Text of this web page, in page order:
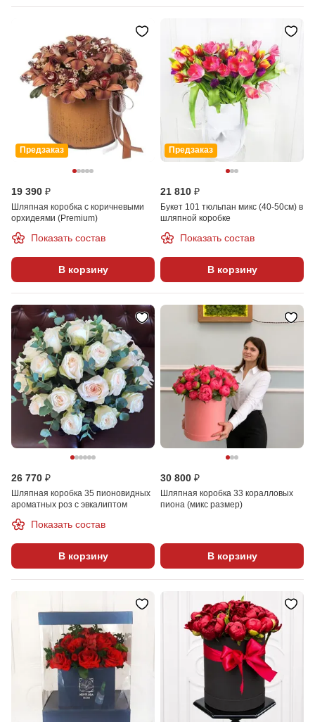
Предзаказ
19 390 ₽
Шляпная коробка с коричневыми
орхидеями (Premium)
Показать состав
В корзину
Предзаказ
21 810 ₽
Букет 101 тюльпан микс (40-50см) в
шляпной коробке
Показать состав
В корзину
26 770 ₽
Шляпная коробка 35 пионовидных
ароматных роз с эвкалиптом
Показать состав
В корзину
30 800 ₽
Шляпная коробка 33 коралловых
пиона (микс размер)
В корзину